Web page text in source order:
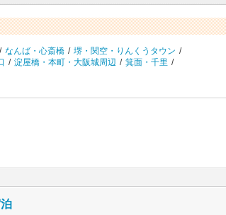
/ なんば・心斎橋 / 堺・関空・りんくうタウン /
/ 淀屋橋・本町・大阪城周辺 / 箕面・千里 /